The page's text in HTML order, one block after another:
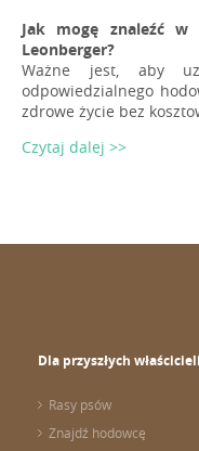
Jak mogę znaleźć w
Leonberger?
Ważne jest, aby
odpowiedzialnego
zdrowe życie bez
Czytaj dalej >>
Dla przyszłych właścicieli
Rasy psów
Znajdź hodowcę